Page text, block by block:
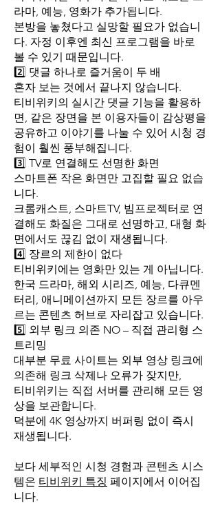
라마, 예능, 영화가 추가됩니다.
본방을 놓쳤다고 실망할 필요가 없습니
다. 자정 이후엔 최신 프로그램을 바로
볼 수 있기 때문입니다.
2️⃣ 댓글 하나로 즐거움이 두 배
혼자 보는 것에서 끝나지 않습니다.
티비위키의 실시간 댓글 기능을 활용하
면, 같은 장면을 본 이용자들이 감상평을
공유하고 이야기를 나눌 수 있어 시청 경
험이 훨씬 풍부해집니다.
3️⃣ TV로 연결해도 선명한 화면
스마트폰 작은 화면만 고집할 필요 없습
니다.
크롬캐스트, 스마트TV, 빔프로젝터로 연
결해도 화질은 그대로 선명하고, 대형 화
면에서도 끊김 없이 재생됩니다.
4️⃣ 장르의 제한이 없다
티비위키에는 영화만 있는 게 아닙니다.
한국 드라마, 해외 시리즈, 예능, 다큐멘
터리, 애니메이션까지 모든 장르를 아우
르는 콘텐츠 허브로 자리잡고 있습니다.
5️⃣ 외부 링크 의존 NO – 직접 관리형 스
트리밍
대부분 무료 사이트는 외부 영상 링크에
의존해 링크 삭제나 오류가 잦지만,
티비위키는 직접 서버를 관리해 모든 영
상을 보관합니다.
덕분에 4K 영상까지 버퍼링 없이 즉시
재생됩니다.
보다 세부적인 시청 경험과 콘텐츠 시스
템은 티비위키 특징 페이지에서 이어집
니다.